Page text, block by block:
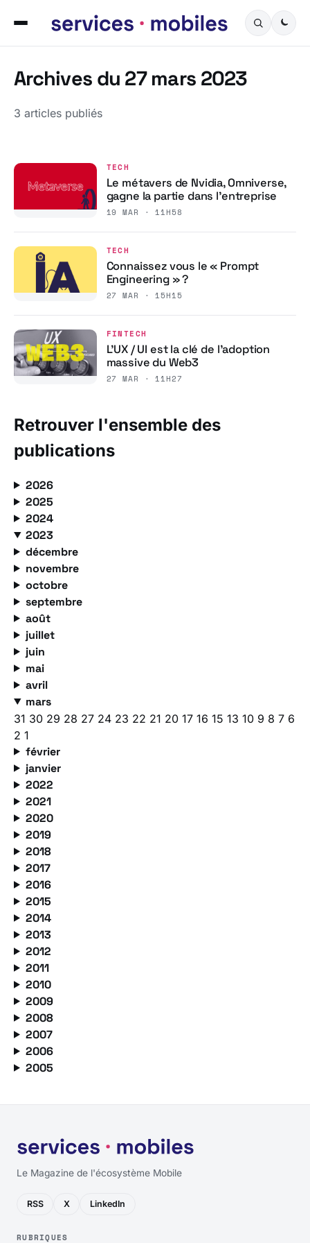
Archives du 27 mars 2023
3 articles publiés
TECH
Le métavers de Nvidia, Omniverse,
gagne la partie dans l’entreprise
19 MAR · 11H58
TECH
Connaissez vous le « Prompt
Engineering » ?
27 MAR · 15H15
FINTECH
L’UX / UI est la clé de l’adoption
massive du Web3
27 MAR · 11H27
Retrouver l'ensemble des
publications
2026
2025
2024
2023
décembre
novembre
octobre
septembre
août
juillet
juin
mai
avril
mars
31 30 29 28 27 24 23 22 21 20 17 16 15 13 10 9 8 7 6
2 1
février
janvier
2022
2021
2020
2019
2018
2017
2016
2015
2014
2013
2012
2011
2010
2009
2008
2007
2006
2005
Le Magazine de l'écosystème Mobile
RSS X LinkedIn
RUBRIQUES